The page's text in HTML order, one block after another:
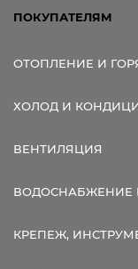
ПОКУПАТЕЛЯМ
ОТОПЛЕНИЕ И
ХОЛОД И
ВЕНТИЛЯЦИЯ
ВОДОСНАБЖЕНИЕ
КРЕПЕЖ,